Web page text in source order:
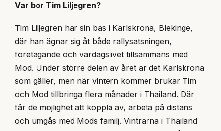
Var bor Tim Liljegren?
Tim Liljegren har sin bas i Karlskrona, Blekinge,
där han ägnar sig åt både rallysatsningen,
företagande och vardagslivet tillsammans med
Mod. Under större delen av året är det Karlskrona
som gäller, men när vintern kommer brukar Tim
och Mod tillbringa flera månader i Thailand. Där
får de möjlighet att koppla av, arbeta på distans
och umgås med Mods familj. Vintrarna i Thailand